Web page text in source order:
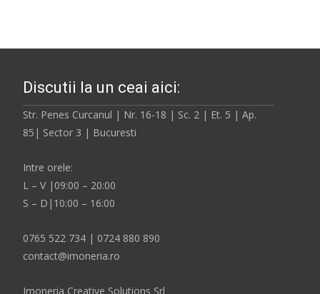
Discutii la un ceai aici:
Str. Penes Curcanul | Nr. 16-18 | Sc. 2 | Et. 5 | Ap.
85| Sector 3 | Bucuresti
Intre orele:
L – V |09:00 – 20:00
S – D|10:00 – 16:00
0765 522 734 | 0724 880 890
contact@imoneria.ro
Imoneria Creative Solutions Srl